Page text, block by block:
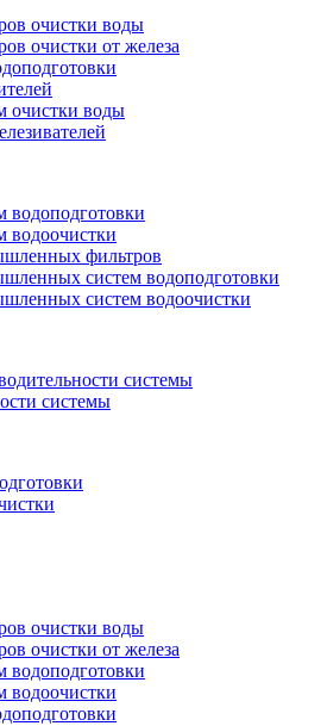
очистки воды
очистки от железа
очистки воды
водоподготовки
водоочистки
фильтров
систем водоподготовки
систем водоочистки
системы
системы
очистки воды
очистки от железа
водоподготовки
водоочистки